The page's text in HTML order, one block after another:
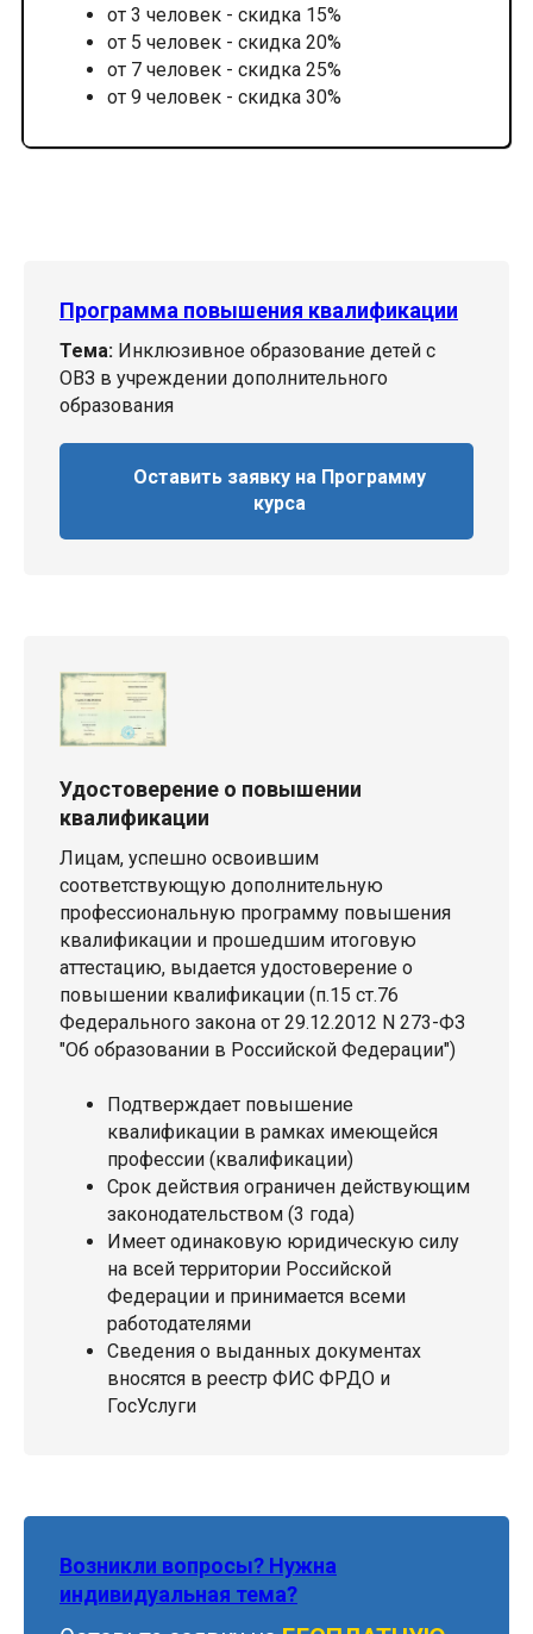
от 3 человек - скидка 15%
от 5 человек - скидка 20%
от 7 человек - скидка 25%
от 9 человек - скидка 30%
Программа повышения квалификации
Тема: Инклюзивное образование детей с
ОВЗ в учреждении дополнительного
образования
Оставить заявку на Программу
курса
Удостоверение о повышении
квалификации
Лицам, успешно освоившим
соответствующую дополнительную
профессиональную программу повышения
квалификации и прошедшим итоговую
аттестацию, выдается удостоверение о
повышении квалификации (п.15 ст.76
Федерального закона от 29.12.2012 N 273-ФЗ
"Об образовании в Российской Федерации")
Подтверждает повышение
квалификации в рамках имеющейся
профессии (квалификации)
Срок действия ограничен действующим
законодательством (3 года)
Имеет одинаковую юридическую силу
на всей территории Российской
Федерации и принимается всеми
работодателями
Сведения о выданных документах
вносятся в реестр ФИС ФРДО и
ГосУслуги
Возникли вопросы? Нужна
индивидуальная тема?